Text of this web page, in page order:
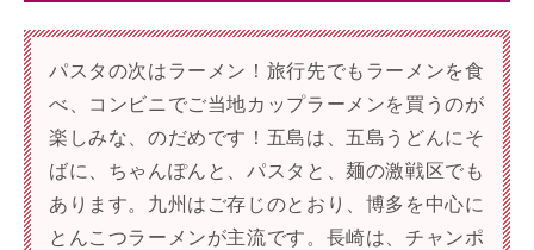
パスタの次はラーメン！旅行先でもラーメンを食
べ、コンビニでご当地カップラーメンを買うのが
楽しみな、のだめです！五島は、五島うどんにそ
ばに、ちゃんぽんと、パスタと、麺の激戦区でも
あります。九州はご存じのとおり、博多を中心に
とんこつラーメンが主流です。長崎は、チャンポ